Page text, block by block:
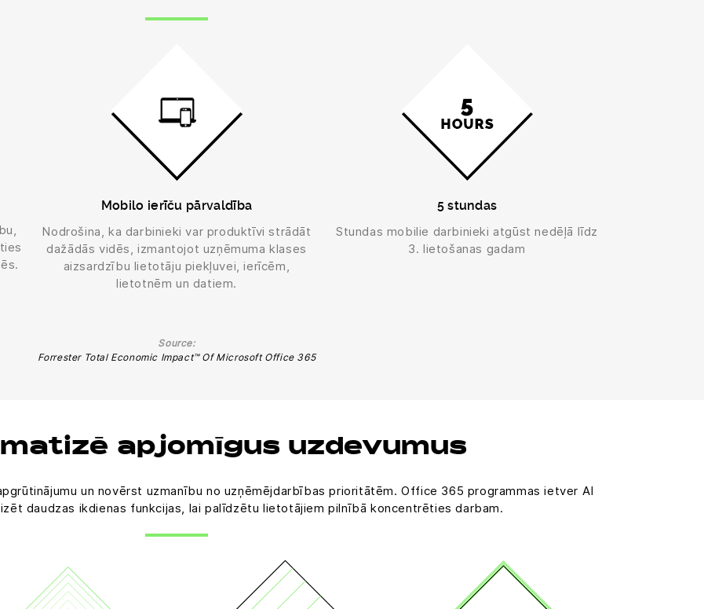
Mobilo ierīču pārvaldība
Nodrošina, ka darbinieki var produktīvi strādāt
dažādās vidēs, izmantojot uzņēmuma klases
aizsardzību lietotāju piekļuvei, ierīcēm,
lietotnēm un datiem.
5 stundas
Stundas mobilie darbinieki atgūst nedēļā līdz
3. lietošanas gadam
Source:
Forrester Total Economic Impact™ Of Microsoft Office 365
apjomīgus uzdevumus
un novērst uzmanību no uzņēmējdarbības prioritātēm. Office 365 programmas ietver AI
daudzas ikdienas funkcijas, lai palīdzētu lietotājiem pilnībā koncentrēties darbam.